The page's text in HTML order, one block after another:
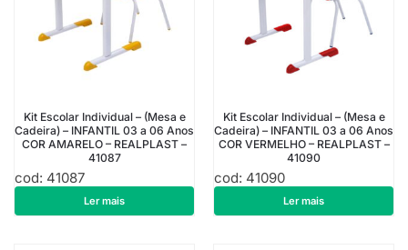
Kit Escolar Individual – (Mesa e
Cadeira) – INFANTIL 03 a 06 Anos
COR AMARELO – REALPLAST –
41087
cod: 41087
R$494,76
Ler mais
Kit Escolar Individual – (Mesa e
Cadeira) – INFANTIL 03 a 06 Anos
COR VERMELHO – REALPLAST –
41090
cod: 41090
R$494,76
Ler mais